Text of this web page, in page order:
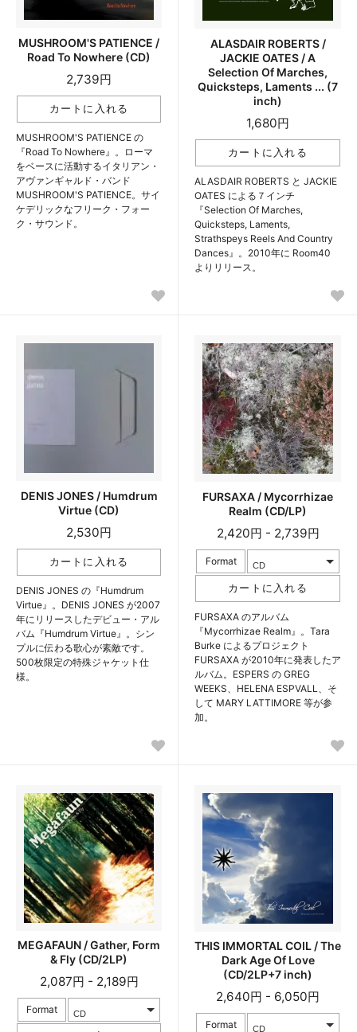
MUSHROOM'S PATIENCE /
Road To Nowhere (CD)
2,739円
MUSHROOM'S PATIENCE の
『Road To Nowhere』。ローマ
をベースに活動するイタリアン・
アヴァンギャルド・バンド
MUSHROOM'S PATIENCE。サイ
ケデリックなフリーク・フォー
ク・サウンド。
ALASDAIR ROBERTS /
JACKIE OATES / A
Selection Of Marches,
Quicksteps, Laments ... (7
inch)
1,680円
ALASDAIR ROBERTS と JACKIE
OATES による７インチ
『Selection Of Marches,
Quicksteps, Laments,
Strathspeys Reels And Country
Dances』。2010年に Room40
よりリリース。
DENIS JONES / Humdrum
Virtue (CD)
2,530円
DENIS JONES の『Humdrum
Virtue』。DENIS JONES が2007
年にリリースしたデビュー・アル
バム『Humdrum Virtue』。シン
プルに伝わる歌心が素敵です。
500枚限定の特殊ジャケット仕
様。
FURSAXA / Mycorrhizae
Realm (CD/LP)
2,420円 - 2,739円
Format
FURSAXA のアルバム
『Mycorrhizae Realm』。Tara
Burke によるプロジェクト
FURSAXA が2010年に発表したア
ルバム。ESPERS の GREG
WEEKS、HELENA ESPVALL、そ
して MARY LATTIMORE 等が参
加。
MEGAFAUN / Gather, Form
& Fly (CD/2LP)
2,087円 - 2,189円
Format
THIS IMMORTAL COIL / The
Dark Age Of Love
(CD/2LP+7 inch)
2,640円 - 6,050円
Format